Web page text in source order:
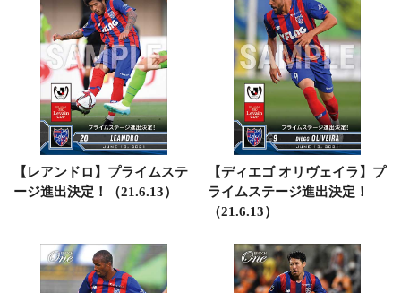
【レアンドロ】プライムステ
ージ進出決定！（21.6.13）
【ディエゴ オリヴェイラ】プ
ライムステージ進出決定！
（21.6.13）